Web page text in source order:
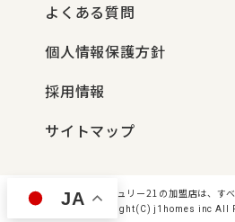
よくある質問
個人情報保護方針
採用情報
サイトマップ
センチュリー21の加盟店は、す
Copyright(C) j1homes inc All
JA